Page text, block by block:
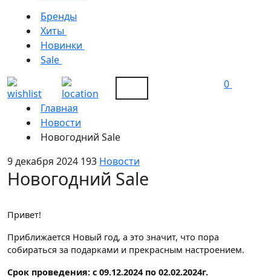
Бренды
Хиты
Новинки
Sale
0
Главная
Новости
Новогодний Sale
9 декабря 2024 193 Новости
Новогодний Sale
Привет!
Приближается Новый год, а это значит, что пора
собираться за подарками и прекрасным настроением.
Срок проведения: с 09.12.2024 по 02.02.2024г.